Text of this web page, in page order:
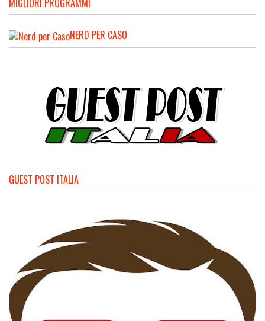
MIGLIORI PROGRAMMI
NERD PER CASO
GUEST POST ITALIA